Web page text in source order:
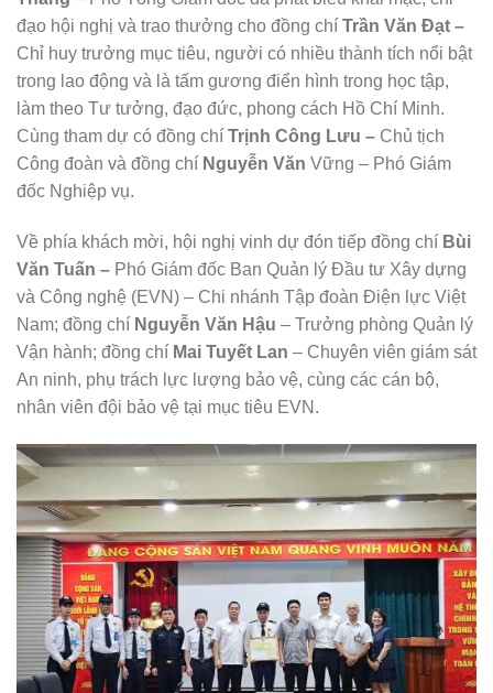
đạo hội nghị và trao thưởng cho đồng chí Trần Văn Đạt –
Chỉ huy trưởng mục tiêu, người có nhiều thành tích nổi bật
trong lao động và là tấm gương điển hình trong học tập,
làm theo Tư tưởng, đạo đức, phong cách Hồ Chí Minh.
Cùng tham dự có đồng chí Trịnh Công Lưu – Chủ tịch
Công đoàn và đồng chí Nguyễn Văn Vững – Phó Giám
đốc Nghiệp vụ.
Về phía khách mời, hội nghị vinh dự đón tiếp đồng chí Bùi
Văn Tuấn – Phó Giám đốc Ban Quản lý Đầu tư Xây dựng
và Công nghệ (EVN) – Chi nhánh Tập đoàn Điện lực Việt
Nam; đồng chí Nguyễn Văn Hậu – Trưởng phòng Quản lý
Vận hành; đồng chí Mai Tuyết Lan – Chuyên viên giám sát
An ninh, phụ trách lực lượng bảo vệ, cùng các cán bộ,
nhân viên đội bảo vệ tại mục tiêu EVN.